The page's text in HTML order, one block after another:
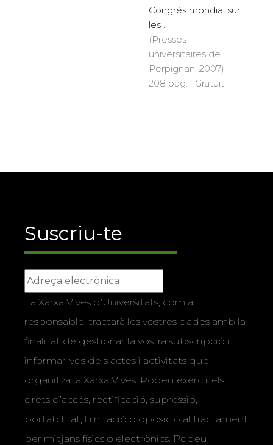
Congrès mondial sur
les ...
(Presses
universitaires de
Perpignan, 2007) ·
208 pàg. · Gratuït
Suscriu-te
La Xarxa Vives d’Universitats, com a
responsable, tractarà les vostres dades amb la
finalitat de gestionar la vostra subscripció i
informar-vos dels actes i activitats que
organitza la Xarxa Vives. Podeu exercir els
drets d’accés, rectificació, supressió,
portabilitat, limitació o oposició al tractament
per mitjans físics o electrònics. Podeu